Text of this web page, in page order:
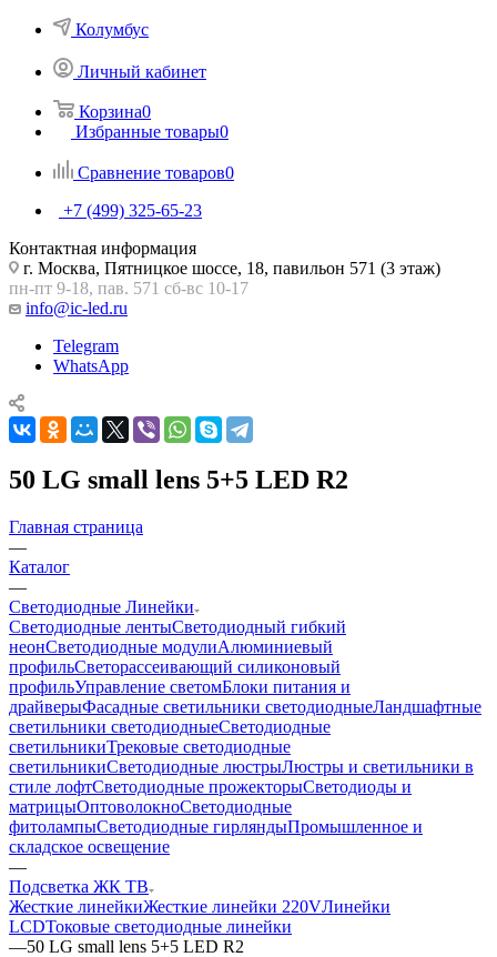
Колумбус
Личный кабинет
Корзина0
Избранные товары0
Сравнение товаров0
+7 (499) 325-65-23
Контактная информация
г. Москва, Пятницкое шоссе, 18, павильон 571 (3 этаж)
пн-пт 9-18, пав. 571 сб-вс 10-17
info@ic-led.ru
Telegram
WhatsApp
50 LG small lens 5+5 LED R2
Главная страница
—
Каталог
—
Светодиодные Линейки
Светодиодные лентыСветодиодный гибкий
неонСветодиодные модулиАлюминиевый
профильСветорассеивающий силиконовый
профильУправление светомБлоки питания и
драйверыФасадные светильники светодиодныеЛандшафтные
светильники светодиодныеСветодиодные
светильникиТрековые светодиодные
светильникиСветодиодные люстрыЛюстры и светильники в
стиле лофтСветодиодные прожекторыСветодиоды и
матрицыОптоволокноСветодиодные
фитолампыСветодиодные гирляндыПромышленное и
складское освещение
—
Подсветка ЖК ТВ
Жесткие линейкиЖесткие линейки 220VЛинейки
LCDТоковые светодиодные линейки
—50 LG small lens 5+5 LED R2